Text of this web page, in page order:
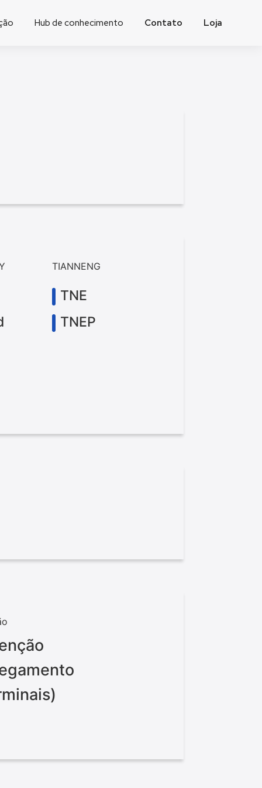
Hub de conhecimento Contato Loja
TIANNENG
TNE
TNEP